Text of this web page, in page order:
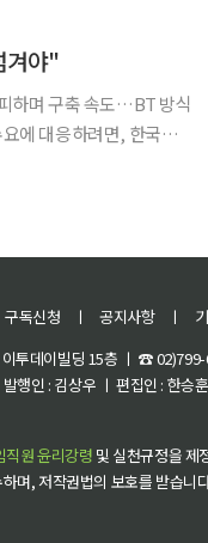
겨야"
하며 구축 속도…BT 방식
구독신청 ㅣ 공지사항 ㅣ
투데이빌딩 15층 ㅣ ☎
행인 : 김상우 ㅣ 편집인 : 한승
직원 윤리강령 및 실천규정을 제
며, 저작권법의 보호를 받습니